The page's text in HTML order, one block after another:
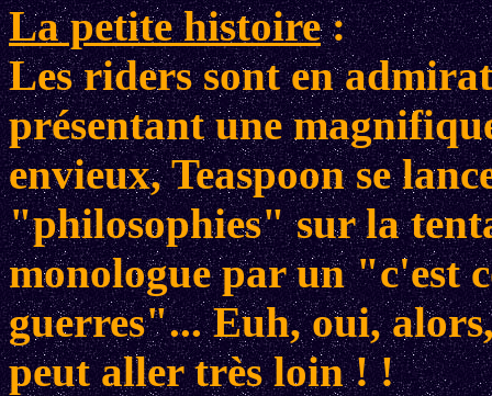
La petite histoire:
Les riders sont en
présentant une
envieux, Teaspoon se
"philosophies" sur la
monologue par un "c'est
guerres"... Euh, oui,
peut aller très loin ! !